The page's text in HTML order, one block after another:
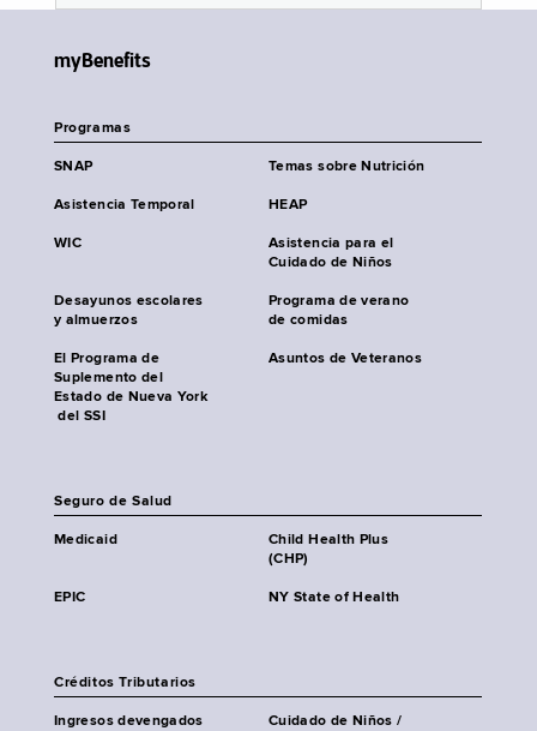
myBenefits
Programas
SNAP Temas sobre Nutrición
Asistencia Temporal HEAP
WIC
Asistencia para el
Cuidado de Niños
Desayunos escolares
y almuerzos
Programa de verano
de comidas
El Programa de
Suplemento del
Estado de Nueva York
del SSI
Asuntos de Veteranos
Seguro de Salud
Medicaid
Child Health Plus
(CHP)
EPIC NY State of Health
Créditos Tributarios
Ingresos devengados
Cuidado de Niños /